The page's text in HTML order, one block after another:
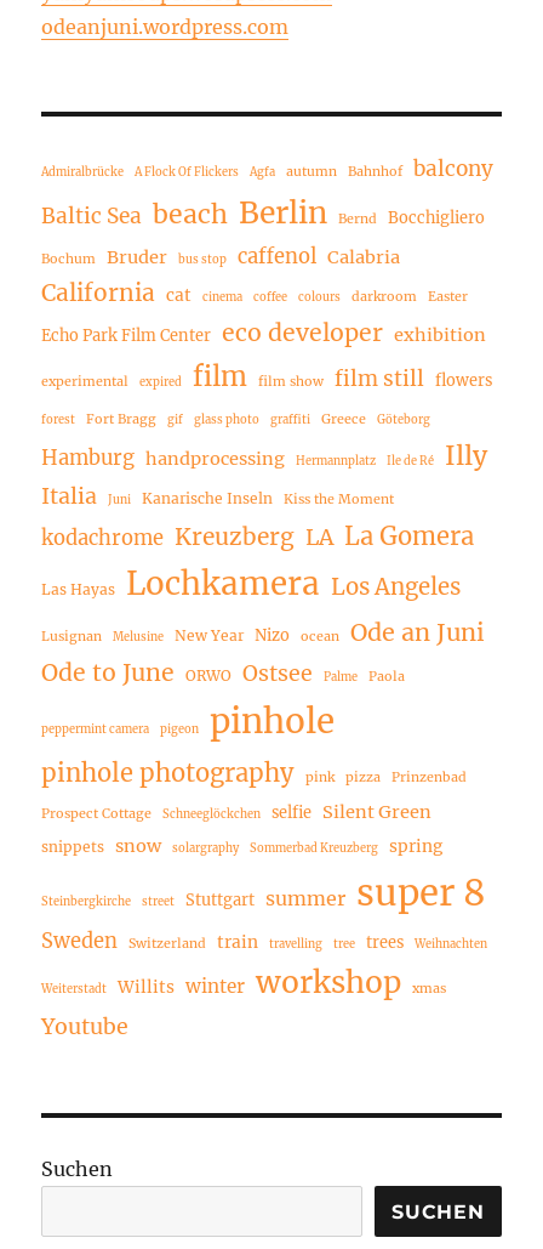
odeanjuni.wordpress.com
Admiralbrücke A Flock Of Flickers Agfa autumn Bahnhof
balcony
Baltic Sea beach Berlin Bernd Bocchigliero
Bochum Bruder bus stop caffenol Calabria
California cat cinema coffee colours darkroom Easter
Echo Park Film Center eco developer exhibition
experimental expired film film show film still flowers
forest Fort Bragg gif glass photo graffiti Greece Göteborg
Hamburg handprocessing Hermannplatz Ile de Ré Illy
Italia Juni Kanarische Inseln Kiss the Moment
kodachrome Kreuzberg LA La Gomera
Las Hayas Lochkamera Los Angeles
Lusignan Melusine New Year Nizo ocean
Ode an Juni
Ode to June
ORWO Ostsee Palme Paola
peppermint camera pigeon pinhole
pinhole photography pink pizza Prinzenbad
Prospect Cottage Schneeglöckchen selfie Silent Green
snippets snow solargraphy Sommerbad Kreuzberg spring
Steinbergkirche street Stuttgart summer super 8
Sweden Switzerland train travelling tree trees Weihnachten
Weiterstadt Willits winter workshop xmas
Youtube
Suchen
SUCHEN